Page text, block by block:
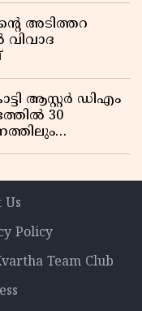
അടിത്തറ
വിവാദ
ആസ്റ്റർ ഡിഎം
30
Us
Policy
Team Club